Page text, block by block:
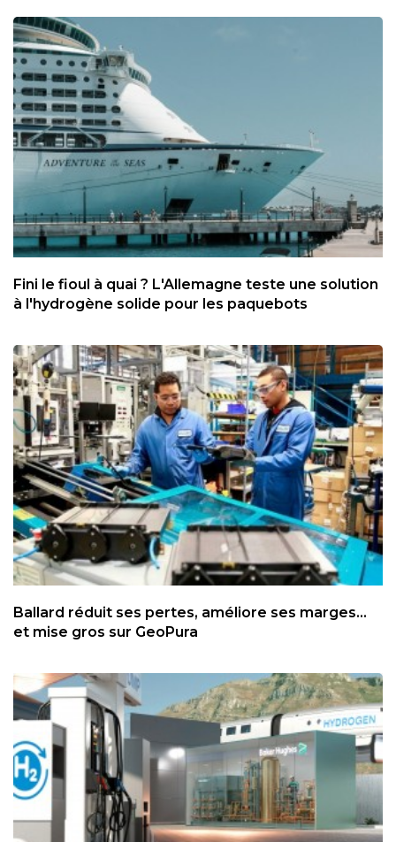
Fini le fioul à quai ? L'Allemagne teste une solution
à l'hydrogène solide pour les paquebots
Ballard réduit ses pertes, améliore ses marges...
et mise gros sur GeoPura